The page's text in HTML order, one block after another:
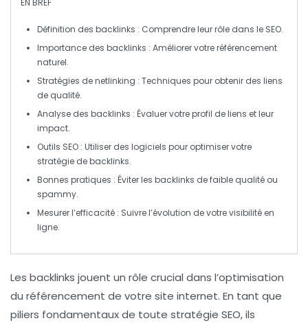
EN BREF
Définition des backlinks : Comprendre leur rôle dans le SEO.
Importance des backlinks : Améliorer votreréférencement
naturel.
Stratégies de netlinking : Techniques pour obtenir des liens
de qualité.
Analyse des backlinks : Évaluer votre profil de liens et leur
impact.
Outils SEO : Utiliser des logiciels pour optimiser votre
stratégie de backlinks.
Bonnes pratiques : Éviter les backlinks de faible qualité ou
spammy.
Mesurer l’efficacité : Suivre l’évolution de votre visibilité en
ligne.
Les backlinks jouent un rôle crucial dans l’optimisation
du référencement de votre site internet. En tant que
piliers fondamentaux de toute stratégie SEO, ils